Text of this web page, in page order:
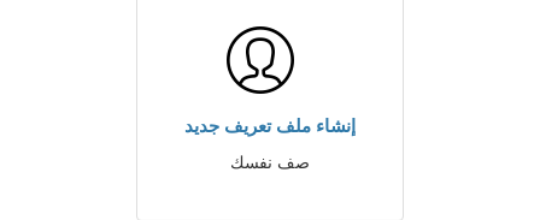
إنشاء ملف تعريف جديد
صف نفسك